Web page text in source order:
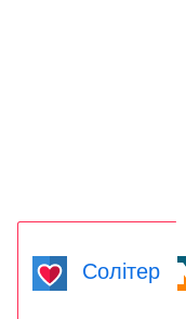
Солітер